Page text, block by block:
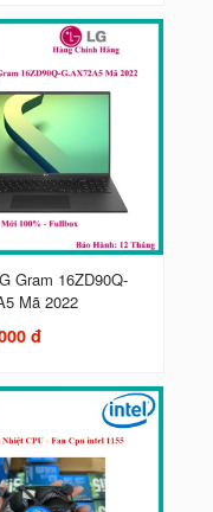
Gram 16ZD90Q-
Mã 2022
đ